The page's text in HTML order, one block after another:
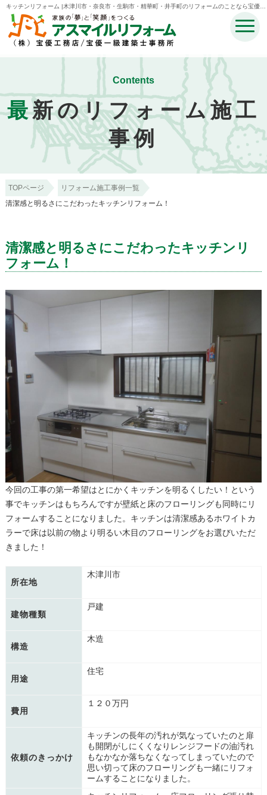
キッチンリフォーム |木津川市・奈良市・生駒市・精華町・井手町のリフォームのことなら宝優工
務店アスマイルリフォーム
Contents
最新のリフォーム施工
事例
TOPページ
リフォーム施工事例一覧
清潔感と明るさにこだわったキッチンリフォーム！
清潔感と明るさにこだわったキッチンリ
フォーム！
今回の工事の第一希望はとにかくキッチンを明るくしたい！という
事でキッチンはもちろんですが壁紙と床のフローリングも同時にリ
フォームすることになりました。キッチンは清潔感あるホワイトカ
ラーで床は以前の物より明るい木目のフローリングをお選びいただ
きました！
所在地
木津川市
建物種類
戸建
構造
木造
用途
住宅
費用
１２０万円
依頼のきっかけ
キッチンの長年の汚れが気なっていたのと扉
も開閉がしにくくなりレンジフードの油汚れ
もなかなか落ちなくなってしまっていたので
思い切って床のフローリングも一緒にリフォ
ームすることになりました。